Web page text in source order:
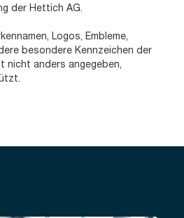
der Hettich AG.
Logos, Embleme,
besondere Kennzeichen der
nicht anders angegeben,